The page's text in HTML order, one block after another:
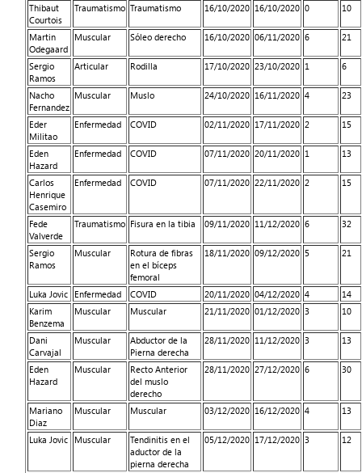
Thibaut
Courtois
Traumatismo Traumatismo 16/10/2020 16/10/2020 0 10
Martin
Odegaard
Muscular Sóleo derecho 16/10/2020 06/11/2020 6 21
Sergio
Ramos
Articular Rodilla 17/10/2020 23/10/2020 1 6
Nacho
Fernandez
Muscular Muslo 24/10/2020 16/11/2020 4 23
Eder
Militao
Enfermedad COVID 02/11/2020 17/11/2020 2 15
Eden
Hazard
Enfermedad COVID 07/11/2020 20/11/2020 1 13
Carlos
Henrique
Casemiro
Enfermedad COVID 07/11/2020 22/11/2020 2 15
Fede
Valverde
Traumatismo Fisura en la tibia 09/11/2020 11/12/2020 6 32
Sergio
Ramos
Muscular
Rotura de fibras
en el bíceps
femoral
18/11/2020 09/12/2020 5 21
Luka Jovic Enfermedad COVID 20/11/2020 04/12/2020 4
14
Karim
Benzema
Muscular Muscular 21/11/2020 01/12/2020 3 10
Dani
Carvajal
Muscular
Abductor de la
Pierna derecha
28/11/2020 11/12/2020 3 13
Eden
Hazard
Muscular
Recto Anterior
del muslo
derecho
28/11/2020 27/12/2020 6 30
Mariano
Diaz
Muscular Muscular 03/12/2020 16/12/2020 4 13
Luka Jovic Muscular
Tendinitis en el
aductor de la
pierna derecha
05/12/2020 17/12/2020 3 12